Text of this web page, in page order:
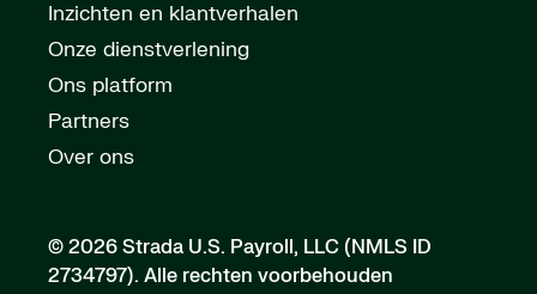
Inzichten en klantverhalen
Onze dienstverlening
Ons platform
Partners
Over ons
© 2026 Strada U.S. Payroll, LLC (NMLS ID
2734797). Alle rechten voorbehouden